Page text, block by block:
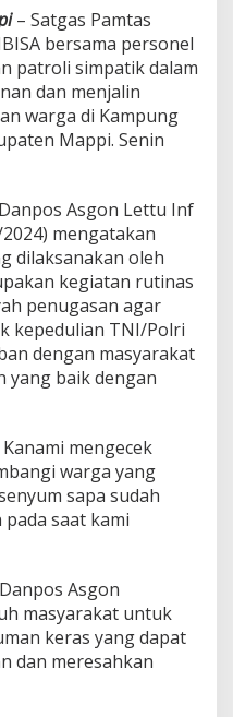
– Satgas Pamtas
bersama personel
patroli simpatik dalam
dan menjalin
warga di Kampung
Mappi. Senin
Asgon Lettu Inf
mengatakan
dilaksanakan oleh
kegiatan rutinas
penugasan agar
kepedulian TNI/Polri
dengan masyarakat
yang baik dengan
mengecek
warga yang
sapa sudah
saat kami
Asgon
masyarakat untuk
keras yang dapat
dan meresahkan